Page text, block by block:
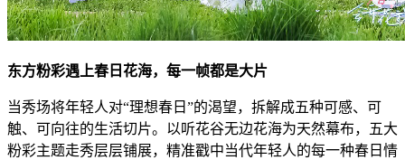
东方粉彩遇上春日花海，每一帧都是大片
当秀场将年轻人对“理想春日”的渴望，拆解成五种可感、可
触、可向往的生活切片。以听花谷无边花海为天然幕布，五大
粉彩主题走秀层层铺展，精准戳中当代年轻人的每一种春日情